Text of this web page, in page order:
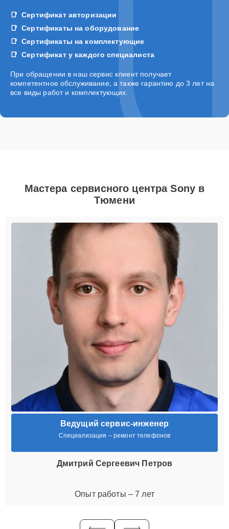
Сертификат авторизации
Сертификаты на оборудование
Сертификаты на комплектующие
Сертификат у каждого специалиста
При обращении в наш сервис клиент получает
компетентное обслуживание, а также гарантию до 3 лет на
все виды работ и комплектующих.
Мастера сервисного центра Sony в
Тюмени
Ведущий сервис-инженер
Специализация – ремонт телефонов
Дмитрий Сергеевич Петров
Опыт работы – 7 лет